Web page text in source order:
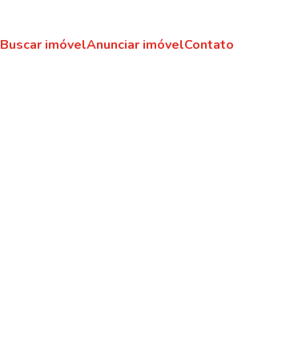
Buscar imóvelAnunciar imóvelContato